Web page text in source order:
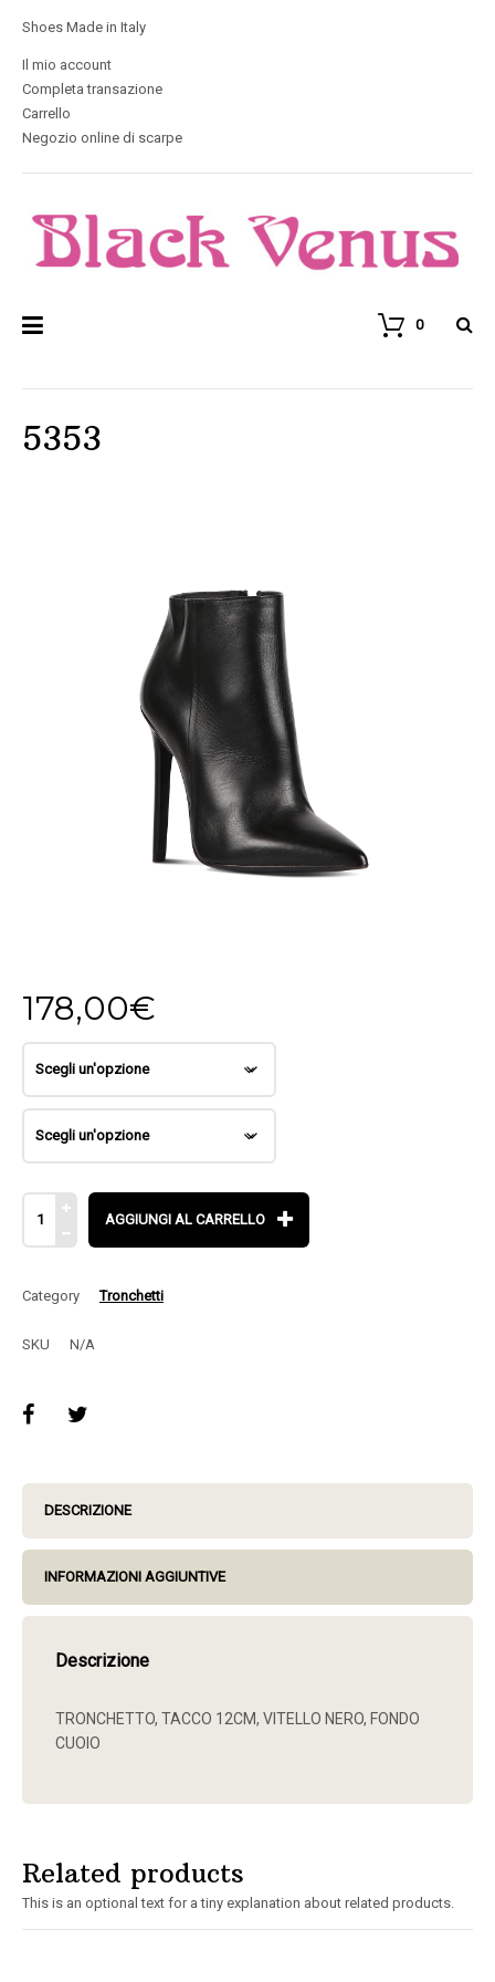
Shoes Made in Italy
Il mio account
Completa transazione
Carrello
Negozio online di scarpe
0
5353
178,00€
AGGIUNGI AL CARRELLO
Category Tronchetti
SKU N/A
DESCRIZIONE
INFORMAZIONI AGGIUNTIVE
Descrizione
TRONCHETTO, TACCO 12CM, VITELLO NERO, FONDO
CUOIO
Related products
This is an optional text for a tiny explanation about related products.